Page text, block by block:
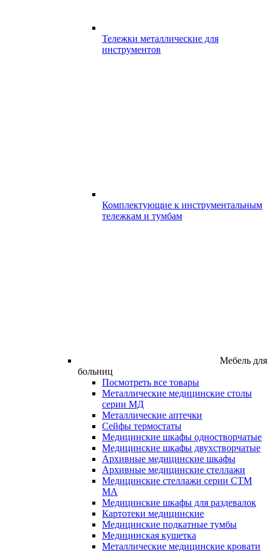
Тележки металлические для
инструментов
Комплектующие к инструментальным
тележкам и тумбам
Мебель для
больниц
Посмотреть все товары
Металлические медицинские столы
серии МД
Металлические аптечки
Сейфы термостаты
Медицинские шкафы одностворчатые
Медицинские шкафы двухстворчатые
Архивные медицинские шкафы
Архивные медицинские стеллажи
Медицинские стеллажи серии СТМ
МА
Медицинские шкафы для раздевалок
Картотеки медицинские
Медицинские подкатные тумбы
Медицинская кушетка
Металлические медицинские кровати